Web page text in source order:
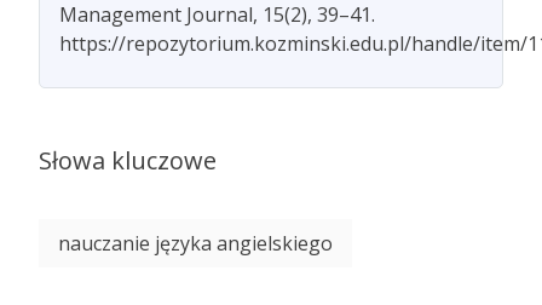
Management Journal, 15(2), 39–41.
https://repozytorium.kozminski.edu.pl/handle/item/
Słowa kluczowe
nauczanie języka angielskiego